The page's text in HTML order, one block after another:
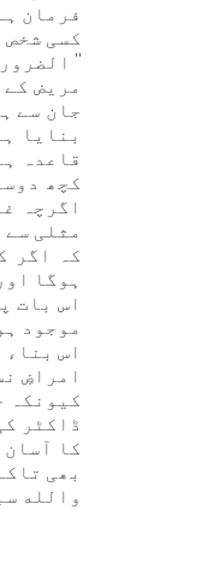
فرمان
کسی شخص
''
مریض
جان سے
بنایا
قاعدہ
کچھ
اگرچہ
مثلی
کہ اگر
ہوگا
اس بات
موجود
اس
امراضِ
کیونکہ
ڈاکٹر
کا
بھی
والله